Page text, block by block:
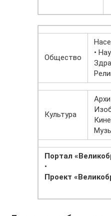
Общество
•
Культура
Портал
•
Проект